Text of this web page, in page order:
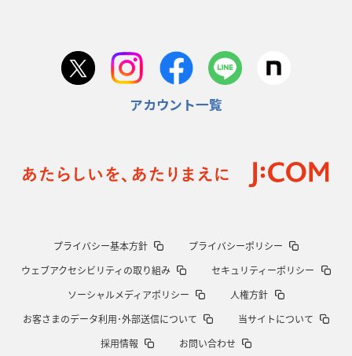
首位スピアーズ、充実の攻撃力 「湧き出る」パスでトライ量産
2026年1月8日(木)更新
ルディケ「15番はゲームドライバ
2025年12月25日(木)更新
2025年12月18日(木)更新
アカウント一覧
プライバシー基本方針
プライバシーポリシー
ウェブアクセシビリティの取り組み
セキュリティーポリシー
ソーシャルメディアポリシー
人権方針
お客さまのデータ利用･外部送信について
当サイトについて
採用情報
お問い合わせ